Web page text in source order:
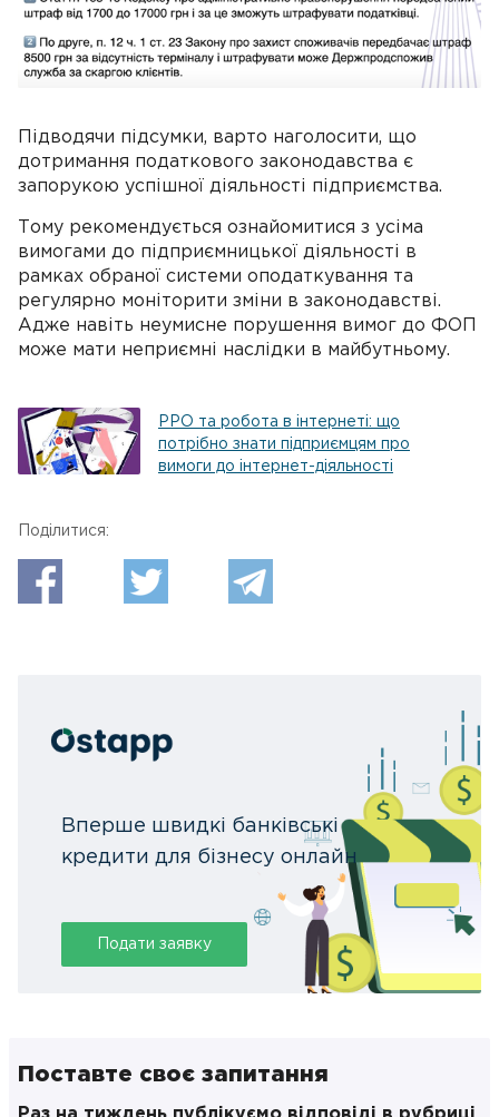
Підводячи підсумки, варто наголосити, що
дотримання податкового законодавства є
запорукою успішної діяльності підприємства.
Тому рекомендується ознайомитися з усіма
вимогами до підприємницької діяльності в
рамках обраної системи оподаткування та
регулярно моніторити зміни в законодавстві.
Адже навіть неумисне порушення вимог до ФОП
може мати неприємні наслідки в майбутньому.
РРО та робота в інтернеті: що
потрібно знати підприємцям про
вимоги до інтернет-діяльності
Поділитися:
Вперше швидкі банківські
кредити для бізнесу онлайн
Подати заявку
Поставте своє запитання